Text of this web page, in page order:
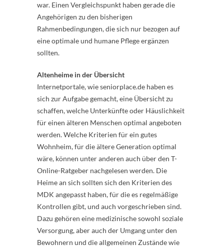
war. Einen Vergleichspunkt haben gerade die
Angehörigen zu den bisherigen
Rahmenbedingungen, die sich nur bezogen auf
eine optimale und humane Pflege ergänzen
sollten.
Altenheime in der Übersicht
Internetportale, wie seniorplace.de haben es
sich zur Aufgabe gemacht, eine Übersicht zu
schaffen, welche Unterkünfte oder Häuslichkeit
für einen älteren Menschen optimal angeboten
werden. Welche Kriterien für ein gutes
Wohnheim, für die ältere Generation optimal
wäre, können unter anderen auch über den T-
Online-Ratgeber nachgelesen werden. Die
Heime an sich sollten sich den Kriterien des
MDK angepasst haben, für die es regelmäßige
Kontrollen gibt, und auch vorgeschrieben sind.
Dazu gehören eine medizinische sowohl soziale
Versorgung, aber auch der Umgang unter den
Bewohnern und die allgemeinen Zustände wie